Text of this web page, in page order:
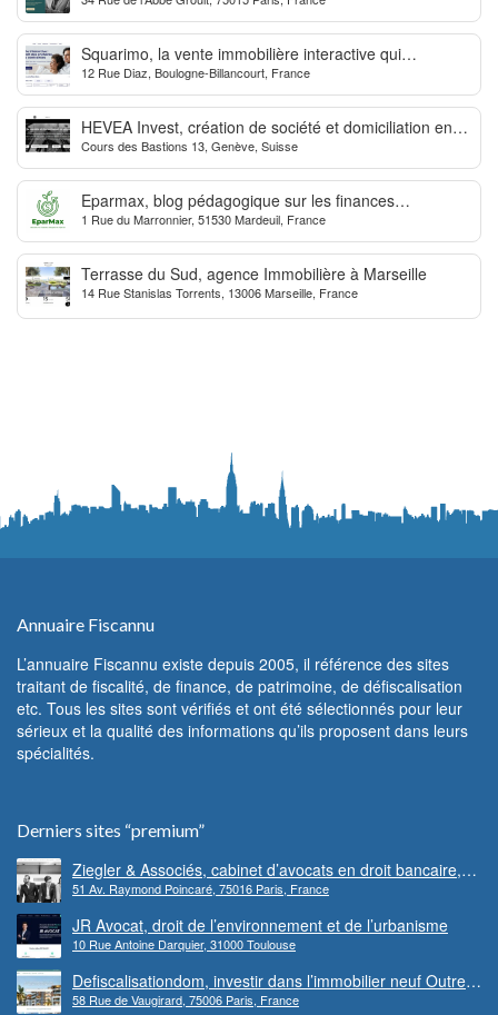
Squarimo, la vente immobilière interactive qui
dynamise les transactions
12 Rue Diaz, Boulogne-Billancourt, France
HEVEA Invest, création de société et domiciliation en
Suisse
Cours des Bastions 13, Genève, Suisse
Eparmax, blog pédagogique sur les finances
personnelles
1 Rue du Marronnier, 51530 Mardeuil, France
Terrasse du Sud, agence Immobilière à Marseille
14 Rue Stanislas Torrents, 13006 Marseille, France
Annuaire Fiscannu
L’annuaire Fiscannu existe depuis 2005, il référence des sites
traitant de fiscalité, de finance, de patrimoine, de défiscalisation
etc. Tous les sites sont vérifiés et ont été sélectionnés pour leur
sérieux et la qualité des informations qu’ils proposent dans leurs
spécialités.
Derniers sites “premium”
Ziegler & Associés, cabinet d’avocats en droit bancaire,
cryptomonnaie et escroqueries financières
51 Av. Raymond Poincaré, 75016 Paris, France
JR Avocat, droit de l’environnement et de l’urbanisme
10 Rue Antoine Darquier, 31000 Toulouse
Defiscalisationdom, investir dans l’immobilier neuf Outre-
mer
58 Rue de Vaugirard, 75006 Paris, France